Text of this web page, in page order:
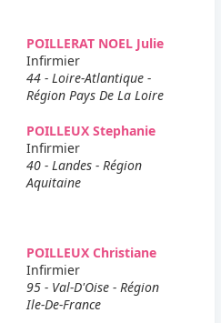
POILLERAT NOEL Julie
Infirmier
44 - Loire-Atlantique -
Région Pays De La Loire
POILLEUX Stephanie
Infirmier
40 - Landes - Région
Aquitaine
POILLEUX Christiane
Infirmier
95 - Val-D'Oise - Région
Ile-De-France